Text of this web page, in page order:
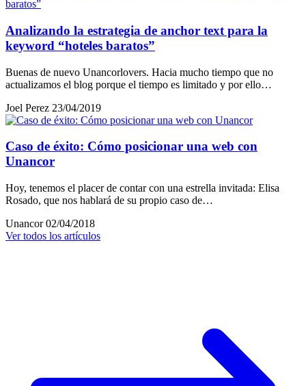
Analizando la estrategia de anchor text para la
keyword “hoteles baratos”
Buenas de nuevo Unancorlovers. Hacia mucho tiempo que no
actualizamos el blog porque el tiempo es limitado y por ello…
Joel Perez 23/04/2019
Caso de éxito: Cómo posicionar una web con
Unancor
Hoy, tenemos el placer de contar con una estrella invitada: Elisa
Rosado, que nos hablará de su propio caso de…
Unancor 02/04/2018
Ver todos los artículos